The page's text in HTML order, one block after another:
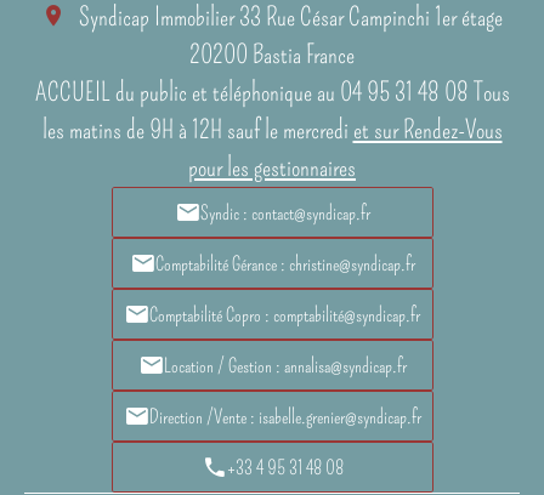
Syndicap Immobilier33 Rue César Campinchi 1er étage
20200 Bastia France
ACCUEIL du public et téléphonique au 04 95 31 48 08 Tous
les matins de 9H à 12H sauf le mercredi et sur Rendez-Vous
pour les gestionnaires
Syndic : contact@syndicap.fr
Comptabilité Gérance : christine@syndicap.fr
Comptabilité Copro : comptabilité@syndicap.fr
Location / Gestion : annalisa@syndicap.fr
Direction /Vente : isabelle.grenier@syndicap.fr
+33 4 95 31 48 08